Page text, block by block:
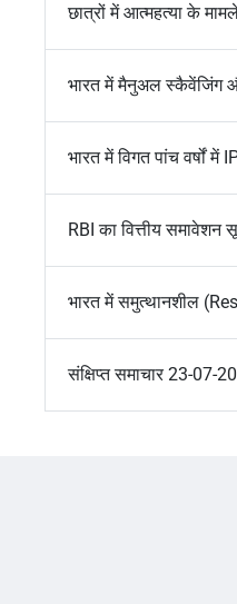
छात्रों में आत्महत्या के
भारत में मैनुअल स्कैवेंजिंग
भारत में विगत पांच वर्षों में
RBI का वित्तीय समावेशन
भारत में समुत्थानशील
संक्षिप्त समाचार 23-07-